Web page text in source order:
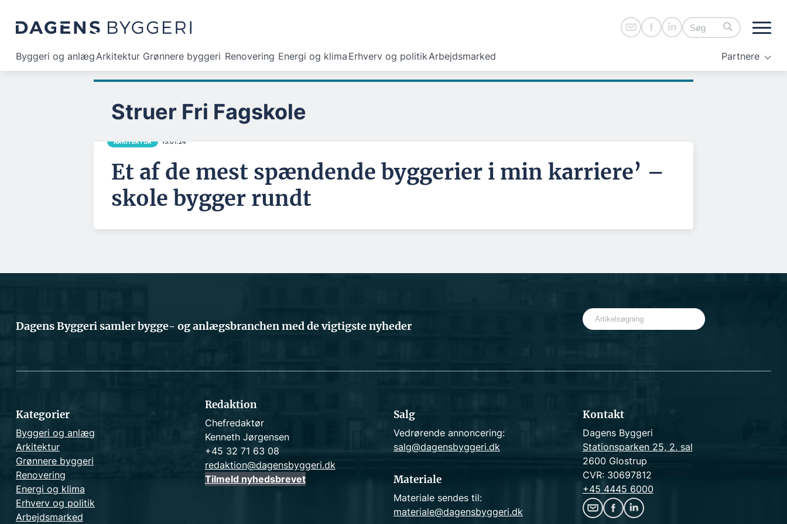
Byggeri og anlægArkitektur Grønnere byggeri Renovering Energi og klima Erhverv og politikArbejdsmarked Partnere
Struer Fri Fagskole
ARKITEKTUR 15.01.24
Et af de mest spændende byggerier i min karriere’ –
skole bygger rundt
Dagens Byggeri samler bygge- og anlægsbranchen med de vigtigste nyheder
S
e
c
Kategorier
Byggeri og anlæg
Arkitektur
Grønnere byggeri
Renovering
Energi og klima
Erhverv og politik
Arbejdsmarked
Redaktion
Chefredaktør
Kenneth Jørgensen
+45 32 71 63 08
redaktion@dagensbyggeri.dk
Tilmeld nyhedsbrevet
Salg
Vedrørende annoncering:
salg@dagensbyggeri.dk
Materiale
Materiale sendes til:
materiale@dagensbyggeri.dk
Kontakt
Dagens Byggeri
Stationsparken 25, 2. sal
2600 Glostrup
CVR: 30697812
+45 4445 6000